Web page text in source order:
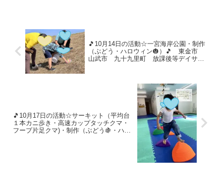
🎵10月14日の活動☆一宮海岸公園・制作
（ぶどう・ハロウィン🎃）🎵 東金市
山武市 九十九里町 放課後等デイサー
🎵10月17日の活動☆サーキット（平均台
１本カニ歩き・高速カップタッチクマ・
フープ片足クマ)・制作（ぶどう🍇・ハロ